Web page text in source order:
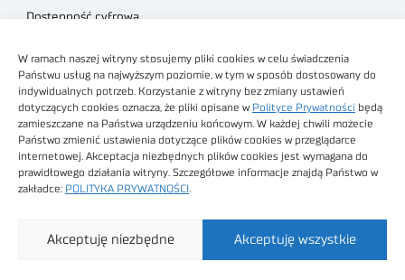
W ramach naszej witryny stosujemy pliki cookies w celu świadczenia
Państwu usług na najwyższym poziomie, w tym w sposób dostosowany do
indywidualnych potrzeb. Korzystanie z witryny bez zmiany ustawień
dotyczących cookies oznacza, że pliki opisane w Polityce Prywatności będą
zamieszczane na Państwa urządzeniu końcowym. W każdej chwili możecie
Państwo zmienić ustawienia dotyczące plików cookies w przeglądarce
internetowej. Akceptacja niezbędnych plików cookies jest wymagana do
prawidłowego działania witryny. Szczegółowe informacje znajdą Państwo w
zakładce: POLITYKA PRYWATNOŚCI
Akceptuję wszystkie
Akceptuję niezbędne
Dostępność cyfrowa
Regulamin sklepu
Obrazy stockowe
autorstwa
Technologiczny